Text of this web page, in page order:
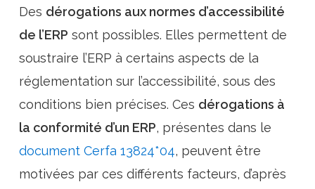
Des dérogations aux normes d’accessibilité
de l’ERP sont possibles. Elles permettent de
soustraire l’ERP à certains aspects de la
réglementation sur l’accessibilité, sous des
conditions bien précises. Ces dérogations à
la conformité d’un ERP, présentes dans le
document Cerfa 13824*04, peuvent être
motivées par ces différents facteurs, d’après